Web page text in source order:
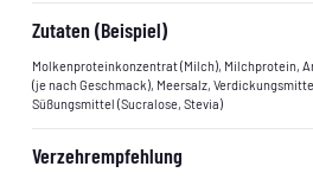
Zutaten (Beispiel)
Molkenproteinkonzentrat (Milch), Milchprotein,
(je nach Geschmack), Meersalz,
Süßungsmittel (Sucralose, Stevia)
Verzehrempfehlung